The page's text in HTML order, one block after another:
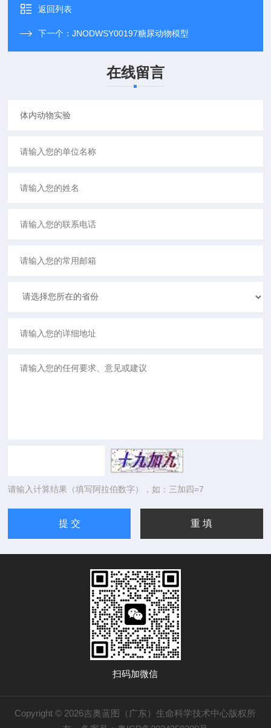
返回列表
下一个：JNODWSY00197糖尿动物模型
在线留言
请输入计算结果（填写阿拉伯数字），如：三加四=7
扫码加微信
Copyright © 2026吉奥蓝图（广东）生命科学技术中心版权所